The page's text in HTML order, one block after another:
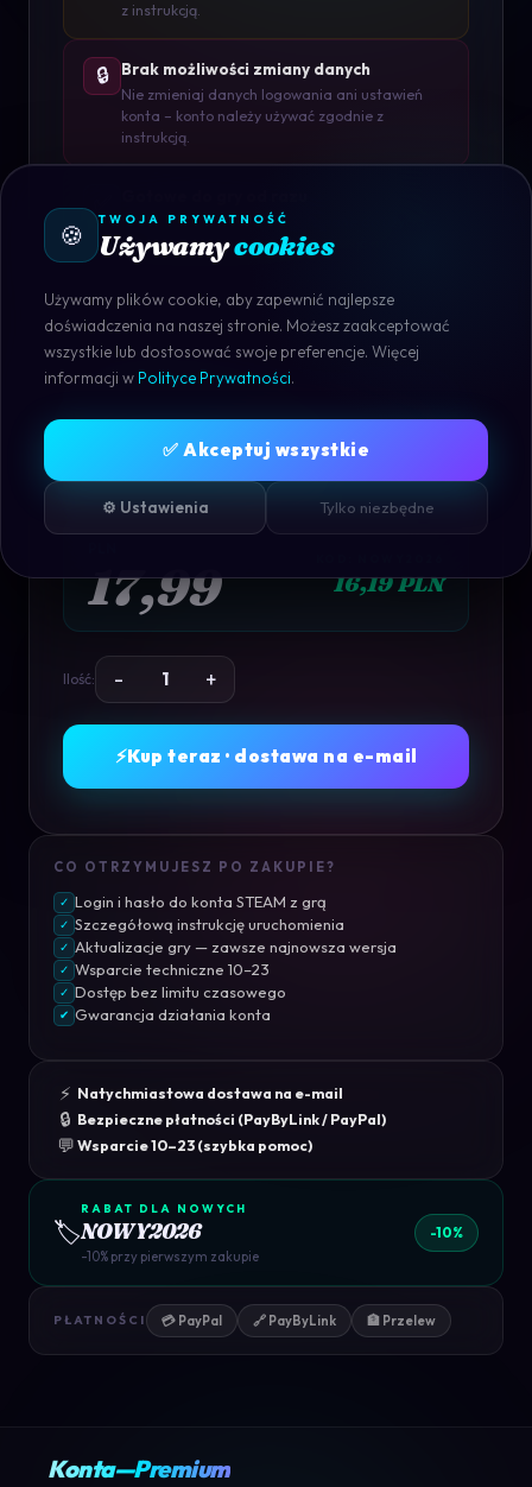
z instrukcją.
🔒 Brak możliwości zmiany danych
Nie zmieniaj danych logowania ani ustawień
konta – konto należy używać zgodnie z
instrukcją.
Konto jest aktywne i przygotowane do użycia –
wystarczy się zalogować i rozpocząć grę.
TEMPEST RISING
KontoWspółdzielone· STEAM
17,99 16,19 PLN
Ilość: - +
⚡Kup teraz · dostawa na e-mail
CO OTRZYMUJESZ PO ZAKUPIE?
✓ Login i hasło do konta STEAM z grą
✓ Szczegółową instrukcję uruchomienia
✓ Aktualizacje gry — zawsze najnowsza wersja
✓ Wsparcie techniczne 10–23
✓ Dostęp bez limitu czasowego
✔ Gwarancja działania konta
⚡ Natychmiastowa dostawa na e-mail
🔒 Bezpieczne płatności (PayByLink / PayPal)
💬 Wsparcie 10–23 (szybka pomoc)
🏷️
RABAT DLA NOWYCH
NOWY2026
-10% przy pierwszym zakupie
-10%
PŁATNOŚCI 💳 PayPal 🔗 PayByLink 🏦 Przelew
Konta—Premium
🍪
TWOJA PRYWATNOŚĆ
Używamycookies
Używamy plików cookie, aby zapewnić najlepsze
doświadczenia na naszej stronie. Możesz zaakceptować
wszystkie lub dostosować swoje preferencje. Więcej
informacji w Polityce Prywatności.
✅ Akceptuj wszystkie
⚙️ Ustawienia Tylko niezbędne